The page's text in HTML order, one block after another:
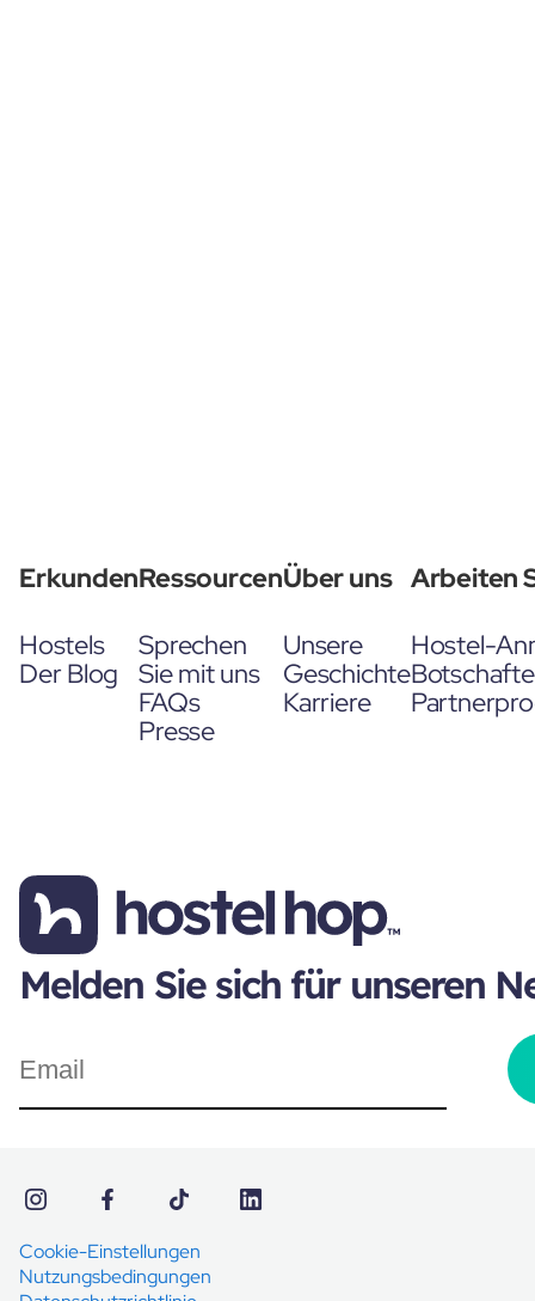
Erkunden
Hostels
Der Blog
Ressourcen
Sprechen
Sie mit uns
FAQs
Presse
Über uns
Unsere
Geschichte
Karriere
Arbeiten
Hostel-
Melden Sie sich für unseren
Cookie-Einstellungen
Nutzungsbedingungen